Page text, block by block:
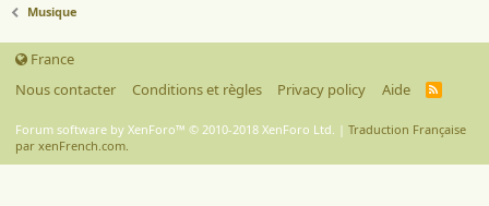
Musique
France
Nous contacter
Conditions et règles Privacy policy Aide
R
S
Forum software by XenForo™ © 2010-2018 XenForo Ltd. | Traduction Française
par xenFrench.com.